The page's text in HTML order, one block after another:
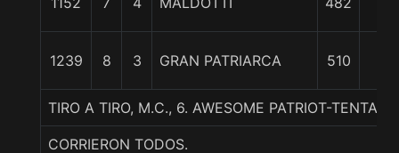
1239 8 3 GRAN PATRIARCA 510
TIRO A TIRO, M.C., 6. AWESOME PATRIOT-
CORRIERON TODOS.